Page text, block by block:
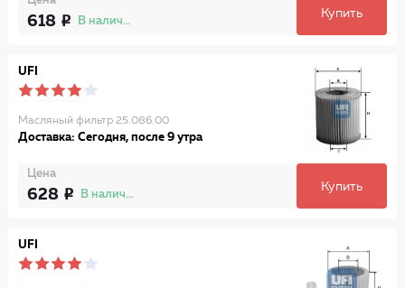
618 В наличии
Купить
UFI
Масляный фильтр 25.086.00
Доставка: Сегодня, после 9 утра
Цена
628 В наличии
Купить
UFI